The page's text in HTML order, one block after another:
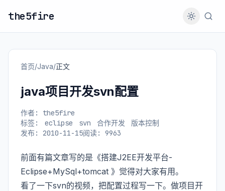
the5fire
首页/Java/正文
java项目开发svn配置
作者: the5fire
标签:
eclipse svn 合作开发
版本控制
发布: 2010-11-15阅读: 9963
前面有篇文章写的是 《搭建J2EE开发平台-
Eclipse+MySql+tomcat 》 觉得对大家有用。
看了一下svn的视频，把配置过程写一下。做项目开